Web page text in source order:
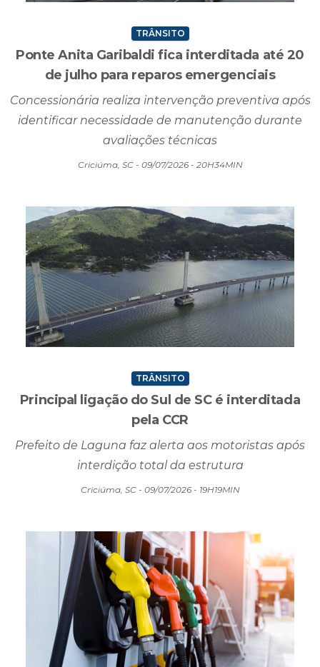
TRÂNSITO
Ponte Anita Garibaldi fica interditada até 20
de julho para reparos emergenciais
Concessionária realiza intervenção preventiva após
identificar necessidade de manutenção durante
avaliações técnicas
Criciúma, SC - 09/07/2026 - 20H34MIN
TRÂNSITO
Principal ligação do Sul de SC é interditada
pela CCR
Prefeito de Laguna faz alerta aos motoristas após
interdição total da estrutura
Criciúma, SC - 09/07/2026 - 19H19MIN